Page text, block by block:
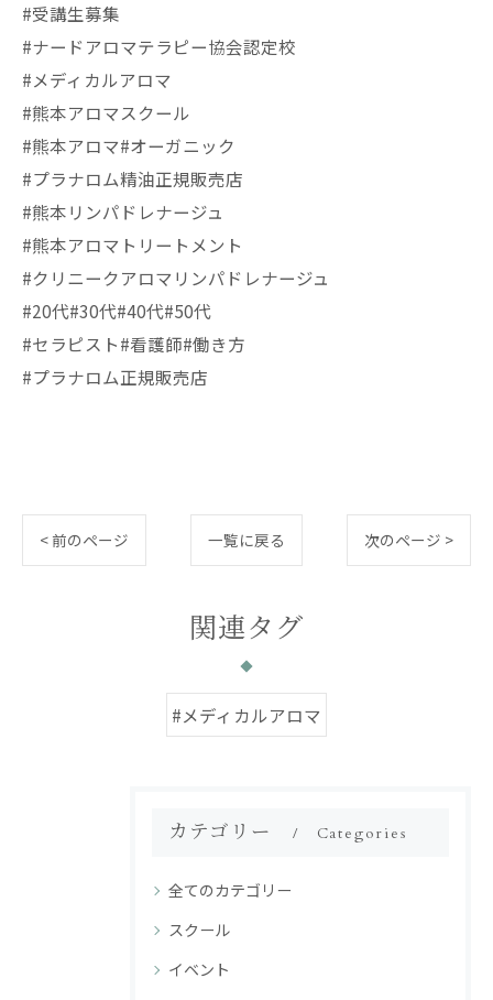
#受講生募集
#ナードアロマテラピー協会認定校
#メディカルアロマ
#熊本アロマスクール
#熊本アロマ#オーガニック
#プラナロム精油正規販売店
#熊本リンパドレナージュ
#熊本アロマトリートメント
#クリニークアロマリンパドレナージュ
#20代#30代#40代#50代
#セラピスト#看護師#働き方
#プラナロム正規販売店
< 前のページ 一覧に戻る 次のページ >
関連タグ
#メディカルアロマ
カテゴリー Categories
全てのカテゴリー
スクール
イベント